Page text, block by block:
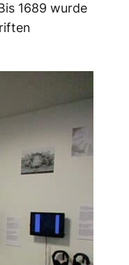
1689 wurde